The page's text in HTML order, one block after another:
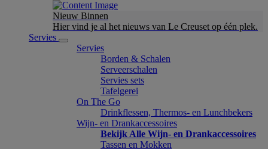
Nieuw Binnen
Hier vind je al het nieuws van Le Creuset op één plek.
Servies
Servies
Borden & Schalen
Serveerschalen
Servies sets
Tafelgerei
On The Go
Drinkflessen, Thermos- en Lunchbekers
Wijn- en Drankaccessoires
Bekijk Alle Wijn- en Drankaccessoires
Tassen en Mokken